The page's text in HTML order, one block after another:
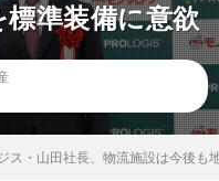
準装備に意欲
ス・山田社長、物流施設は今後も